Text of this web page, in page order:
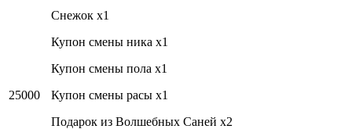
25000
Снежок x1
Купон смены ника x1
Купон смены пола x1
Купон смены расы x1
Подарок из Волшебных Саней x2